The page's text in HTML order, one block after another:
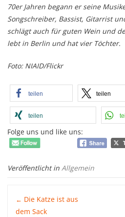
70er Jahren begann er seine
Songschreiber, Bassist, Gitarrist
schlägt auch für guten Wein und
lebt in Berlin und hat vier Töchter.
Foto: NIAID/Flickr
teilen teilen
teilen
Folge uns und like uns:
Veröffentlicht in Allgemein
Post
← Die Katze ist aus
dem Sack